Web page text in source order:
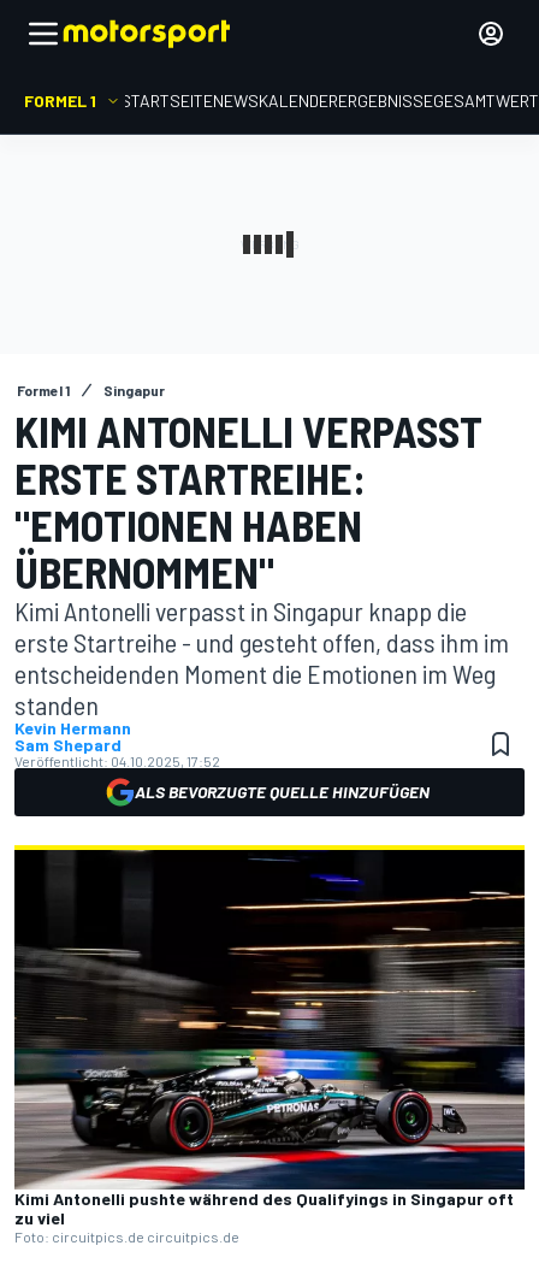
FORMEL 1 STARTSEITENEWSKALENDERERGEBNISSE
Formel 1 Singapur
KIMI ANTONELLI VERPASST
ERSTE STARTREIHE:
"EMOTIONEN HABEN
ÜBERNOMMEN"
Kimi Antonelli verpasst in Singapur knapp die
erste Startreihe - und gesteht offen, dass ihm im
entscheidenden Moment die Emotionen im Weg
standen
Kevin Hermann
Sam Shepard
Veröffentlicht: 04.10.2025, 17:52
ALS BEVORZUGTE QUELLE HINZUFÜGEN
Kimi Antonelli pushte während des Qualifyings in Singapur oft
zu viel
Foto: circuitpics.de circuitpics.de